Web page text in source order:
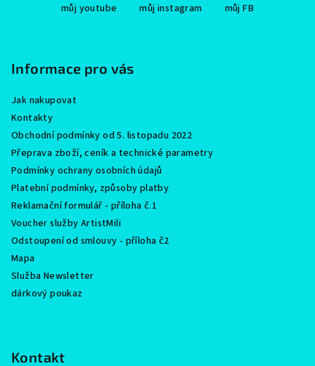
můj youtube můj instagram můj FB
Informace pro vás
Jak nakupovat
Kontakty
Obchodní podmínky od 5. listopadu 2022
Přeprava zboží, ceník a technické parametry
Podmínky ochrany osobních údajů
Platební podmínky, způsoby platby
Reklamační formulář - příloha č.1
Voucher služby ArtistMili
Odstoupení od smlouvy - příloha č2
Mapa
Služba Newsletter
dárkový poukaz
Kontakt